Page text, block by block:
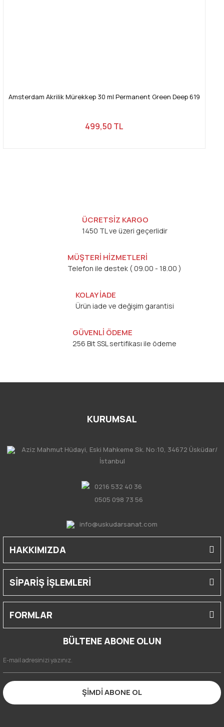
Amsterdam Akrilik Mürekkep 30 ml Permanent Green Deep 619
499,50 TL
ÜCRETSİZ KARGO
1450 TL ve üzeri geçerlidir
MÜŞTERİ HİZMETLERİ
Telefon ile destek ( 09.00 - 18.00 )
KOLAY İADE
Ürün iade ve değişim garantisi
GÜVENLİ ÖDEME
256 Bit SSL sertifikası ile ödeme
KURUMSAL
Aziz Mahmut Hüdayi, Eski Mahkeme Sk. No:10, 34672 Üsküdar/
İstanbul
0216 532 40 36
0505 098 73 56
info@uskudarsanat.com
HAKKIMIZDA
SİPARİŞ İŞLEMLERİ
FORMLAR
BÜLTENE ABONE OLUN
ŞİMDİ ABONE OL